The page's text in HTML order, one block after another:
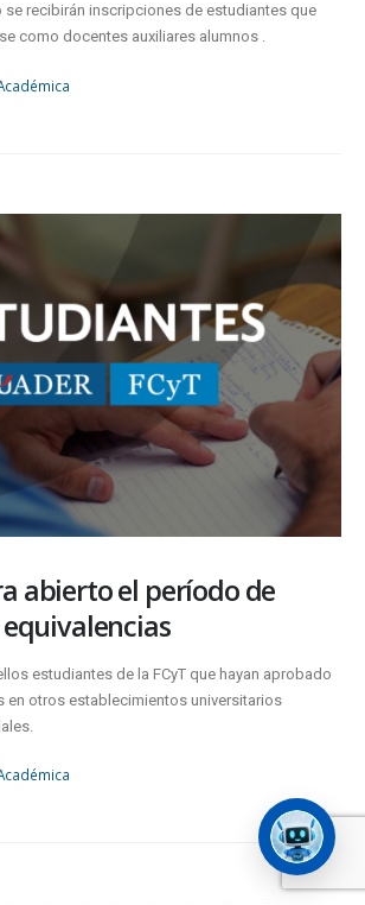
se recibirán inscripciones de estudiantes que
como docentes auxiliares alumnos .
abierto el período de
estudiantes de la FCyT que hayan aprobado
en otros establecimientos universitarios